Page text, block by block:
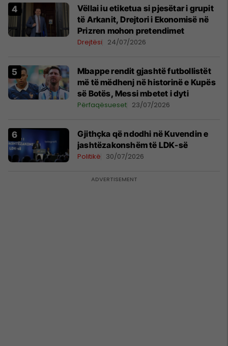
Vëllai iu etiketua si pjesëtar i grupit
të Arkanit, Drejtori i Ekonomisë në
Prizren mohon pretendimet
Drejtësi 24/07/2026
Mbappe rendit gjashtë futbollistët
më të mëdhenj në historinë e Kupës
së Botës, Messi mbetet i dyti
Përfaqësueset 23/07/2026
Gjithçka që ndodhi në Kuvendin e
jashtëzakonshëm të LDK-së
Politikë 30/07/2026